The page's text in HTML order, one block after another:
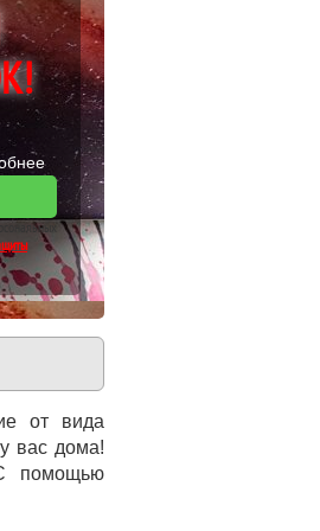
от вида
вас дома!
помощью